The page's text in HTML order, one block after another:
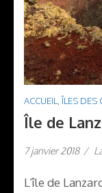
ACCUEIL ÎLES DES
Île de
7 janvier 2018 /
L’île de